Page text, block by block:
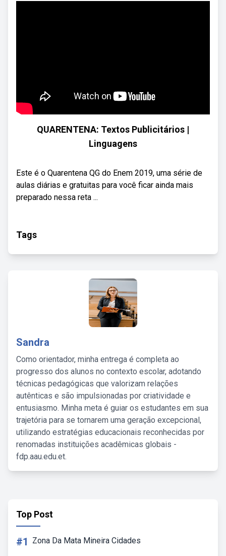
QUARENTENA: Textos Publicitários |
Linguagens
Este é o Quarentena QG do Enem 2019, uma série de
aulas diárias e gratuitas para você ficar ainda mais
preparado nessa reta ...
Tags
Sandra
Como orientador, minha entrega é completa ao
progresso dos alunos no contexto escolar, adotando
técnicas pedagógicas que valorizam relações
autênticas e são impulsionadas por criatividade e
entusiasmo. Minha meta é guiar os estudantes em sua
trajetória para se tornarem uma geração excepcional,
utilizando estratégias educacionais reconhecidas por
renomadas instituições acadêmicas globais -
fdp.aau.edu.et.
Top Post
#1 Zona Da Mata Mineira Cidades